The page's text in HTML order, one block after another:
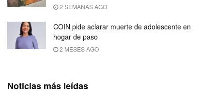
2 SEMANAS AGO
COIN pide aclarar muerte de adolescente en
hogar de paso
2 MESES AGO
Noticias más leídas